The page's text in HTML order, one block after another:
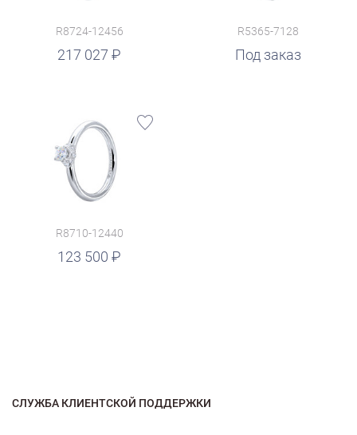
R8724-12456
217 027
R5365-7128
Под заказ
R8710-12440
123 500
СЛУЖБА КЛИЕНТСКОЙ ПОДДЕРЖКИ